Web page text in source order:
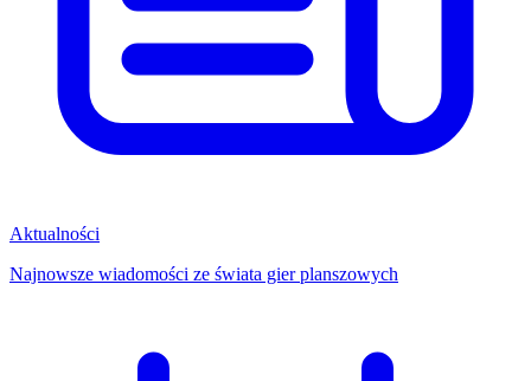
Aktualności
Najnowsze wiadomości ze świata gier planszowych